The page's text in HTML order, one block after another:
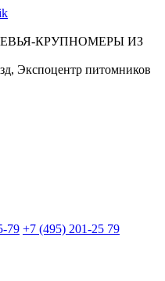
КРУПНОМЕРЫ ИЗ
Экспоцентр питомников
79 +7 (495) 201-25 79